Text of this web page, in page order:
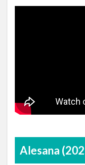
Alesana